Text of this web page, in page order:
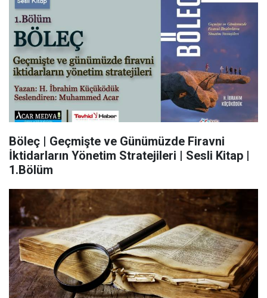
Böleç | Geçmişte ve Günümüzde Firavni
İktidarların Yönetim Stratejileri | Sesli Kitap |
1.Bölüm